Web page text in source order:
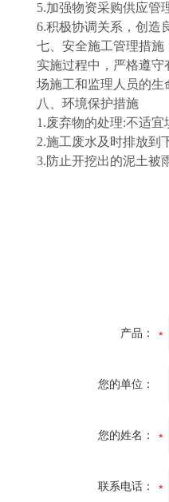
5.加强物资采购供应管
6.积极协调关系，创造
七、安全施工管理措施
实施过程中，严格遵
场施工和监理人员的生
八、环境保护措施
1.废弃物的处理:不适
2.施工废水及时排放到
3.防止开挖出的泥土被
产品：
您的单位：
您的姓名：
联系电话：